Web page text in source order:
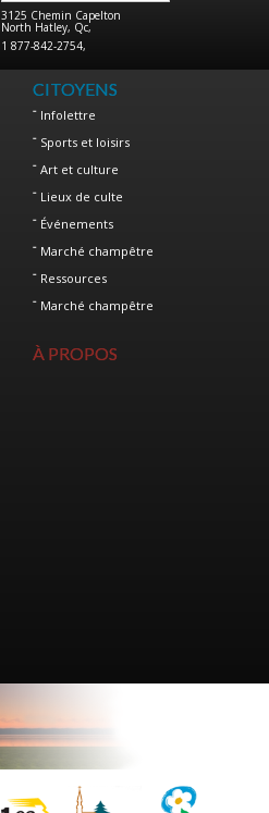
3125 Chemin Capelton
North Hatley, Qc,
1 877-842-2754,
CITOYENS
Infolettre
Sports et loisirs
Art et culture
Lieux de culte
Événements
Marché champêtre
Ressources
Marché champêtre
À PROPOS